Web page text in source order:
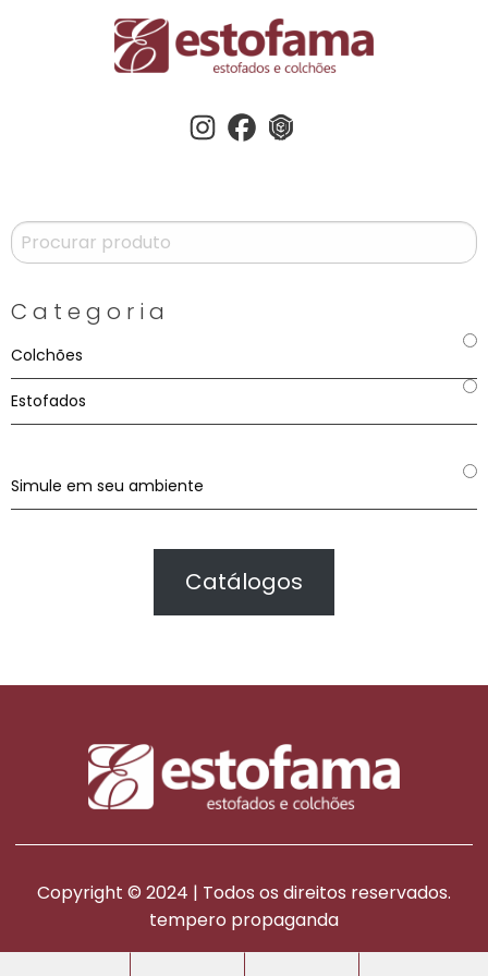
Categoria
Colchões
Estofados
Simule em seu ambiente
Catálogos
Copyright © 2024 | Todos os direitos reservados.
tempero propaganda